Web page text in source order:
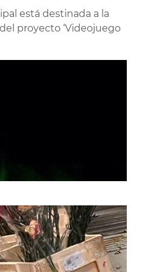
está destinada a la
proyecto ‘Videojuego